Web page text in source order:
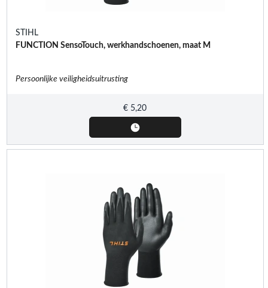
STIHL
FUNCTION SensoTouch, werkhandschoenen, maat M
Persoonlijke veiligheidsuitrusting
€ 5,20